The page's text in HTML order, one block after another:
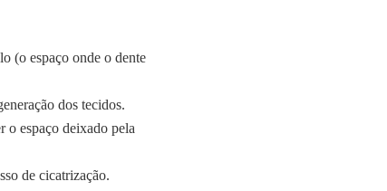
(o espaço onde o dente
dos tecidos.
o espaço deixado pela
de cicatrização.